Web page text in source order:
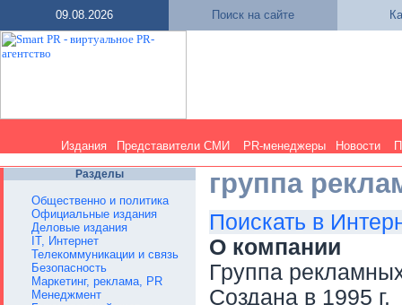
09.08.2026 Поиск на сайте
Издания Представители СМИ PR-менеджеры Новости
Разделы
Общественно и политика
Официальные издания
Деловые издания
IT, Интернет
Телекоммуникации и связь
Безопасность
Маркетинг, реклама, PR
Менеджмент
группа
Поискать в
О компании
Группа
Создана в 1995 г.